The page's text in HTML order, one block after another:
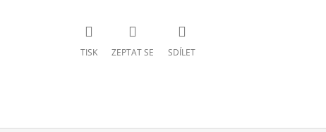
TISK ZEPTAT SE SDÍLET